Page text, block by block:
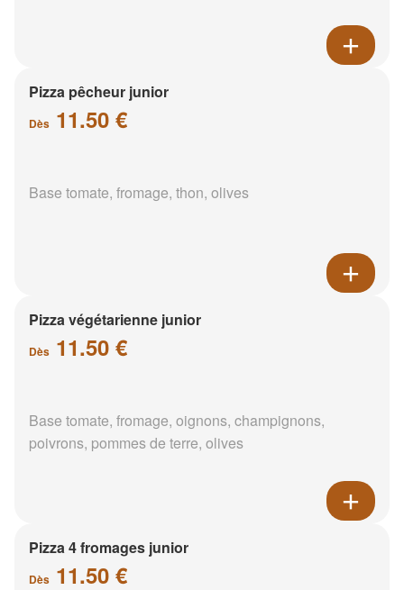
Pizza pêcheur junior
Dès 11.50 €
Base tomate, fromage, thon, olives
Pizza végétarienne junior
Dès 11.50 €
Base tomate, fromage, oignons, champignons,
poivrons, pommes de terre, olives
Pizza 4 fromages junior
Dès 11.50 €